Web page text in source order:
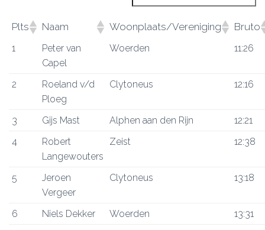
Plts Naam Woonplaats/Vereniging Bruto
1
Peter van
Capel
Woerden 11:26
2
Roeland v/d
Ploeg
Clytoneus 12:16
3 Gijs Mast Alphen aan den Rijn
12:21
4
Robert
Langewouters
Zeist 12:38
5
Jeroen
Vergeer
Clytoneus 13:18
6 Niels Dekker Woerden
13:31